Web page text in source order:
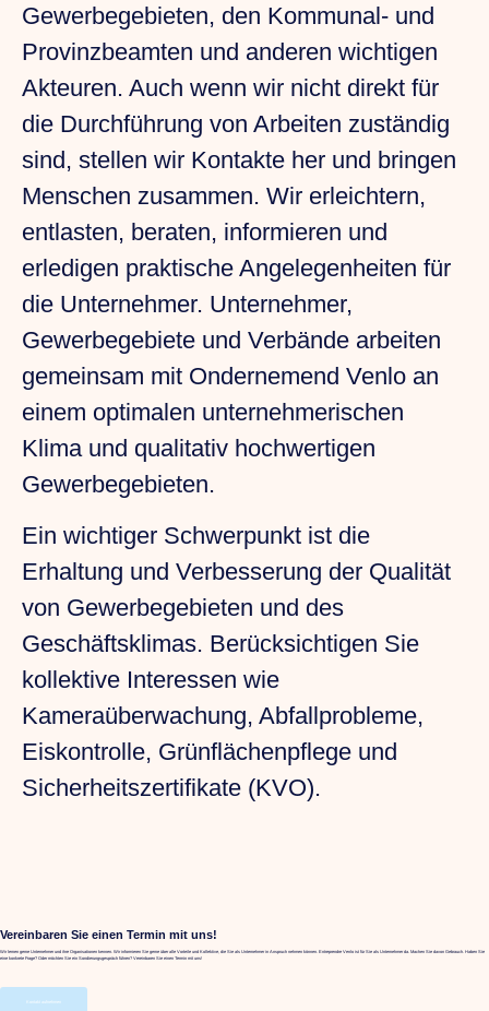
Gewerbegebieten, den Kommunal- und
Provinzbeamten und anderen wichtigen
Akteuren. Auch wenn wir nicht direkt für
die Durchführung von Arbeiten zuständig
sind, stellen wir Kontakte her und bringen
Menschen zusammen. Wir erleichtern,
entlasten, beraten, informieren und
erledigen praktische Angelegenheiten für
die Unternehmer. Unternehmer,
Gewerbegebiete und Verbände arbeiten
gemeinsam mit Ondernemend Venlo an
einem optimalen unternehmerischen
Klima und qualitativ hochwertigen
Gewerbegebieten.
Ein wichtiger Schwerpunkt ist die
Erhaltung und Verbesserung der Qualität
von Gewerbegebieten und des
Geschäftsklimas. Berücksichtigen Sie
kollektive Interessen wie
Kameraüberwachung, Abfallprobleme,
Eiskontrolle, Grünflächenpflege und
Sicherheitszertifikate (KVO).
Vereinbaren Sie einen Termin mit uns!
Wir lernen gerne Unternehmer und ihre Organisationen kennen. Wir informieren Sie gerne über alle Vorteile und Kollektive, die Sie als Unternehmer in Anspruch nehmen können. Entreprendre Venlo ist für Sie als Unternehmer da. Machen Sie davon Gebrauch. Haben Sie
eine konkrete Frage? Oder möchten Sie ein Sondierungsgespräch führen? Vereinbaren Sie einen Termin mit uns!
Kontakt aufnehmen